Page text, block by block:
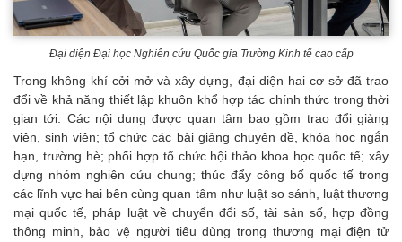
Đại diện Đại học Nghiên cứu Quốc gia Trường Kinh tế cao cấp
Trong không khí cởi mở và xây dựng, đại diện hai cơ sở đã trao
đổi về khả năng thiết lập khuôn khổ hợp tác chính thức trong thời
gian tới. Các nội dung được quan tâm bao gồm trao đổi giảng
viên, sinh viên; tổ chức các bài giảng chuyên đề, khóa học ngắn
hạn, trường hè; phối hợp tổ chức hội thảo khoa học quốc tế; xây
dựng nhóm nghiên cứu chung; thúc đẩy công bố quốc tế trong
các lĩnh vực hai bên cùng quan tâm như luật so sánh, luật thương
mại quốc tế, pháp luật về chuyển đổi số, tài sản số, hợp đồng
thông minh, bảo vệ người tiêu dùng trong thương mại điện tử